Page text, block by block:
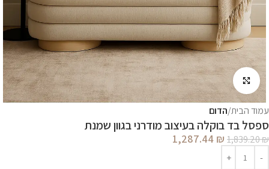
עמוד הבית הדום
ספסל בד בוקלה בעיצוב מודרני בגוון שמנת
1,839.20₪
1,287.44 ₪
לחץ להגדלה